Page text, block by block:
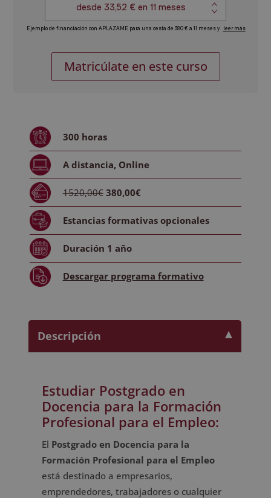
Postgrado
experto
Formación
para
Empleo
Matricúlate en este curso
300 horas
A distancia, Online
1520,00€ 380,00€
Estancias formativasopcionales
Duración 1 año
Descargar programa formativo
Descripción
Estudiar Postgrado en
Docencia para la Formación
Profesional para el Empleo:
El Postgrado en Docencia para la
Formación Profesional para el Empleo
está destinado a empresarios,
emprendedores, trabajadores o cualquier